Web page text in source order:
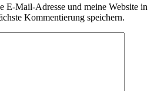
E-Mail-Adresse und meine Website in
Kommentierung speichern.